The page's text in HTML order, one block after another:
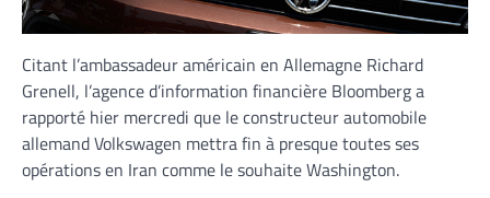
Citant l’ambassadeur américain en Allemagne Richard
Grenell, l’agence d’information financière Bloomberg a
rapporté hier mercredi que le constructeur automobile
allemand Volkswagen mettra fin à presque toutes ses
opérations en Iran comme le souhaite Washington.